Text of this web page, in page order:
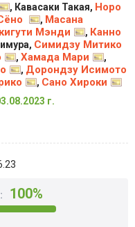
, Кавасаки Такая, Норо
, Масана
Мэнди , Канно
Симидзу Митико
, Хамада Мари ,
, Дорондзу Исимото
, Сано Хироки
г.
100%